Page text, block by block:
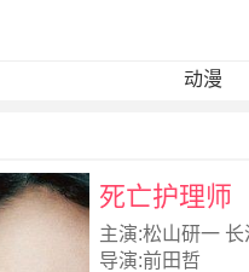
动漫
死亡护理师
主演:松山研一
导演:前田哲